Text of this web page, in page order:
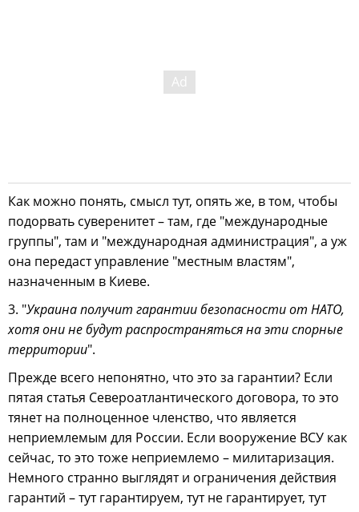
Как можно понять, смысл тут, опять же, в том, чтобы
подорвать суверенитет – там, где "международные
группы", там и "международная администрация", а уж
она передаст управление "местным властям",
назначенным в Киеве.
3. "Украина получит гарантии безопасности от НАТО,
хотя они не будут распространяться на эти спорные
территории".
Прежде всего непонятно, что это за гарантии? Если
пятая статья Североатлантического договора, то это
тянет на полноценное членство, что является
неприемлемым для России. Если вооружение ВСУ как
сейчас, то это тоже неприемлемо – милитаризация.
Немного странно выглядят и ограничения действия
гарантий – тут гарантируем, тут не гарантирует, тут